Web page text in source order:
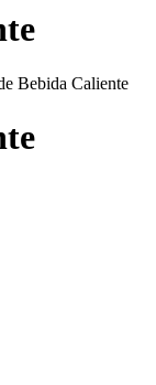
Bebida Caliente